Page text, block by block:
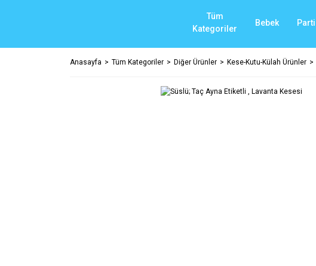
Tüm
Kategoriler
Bebek Parti
Anasayfa Tüm Kategoriler Diğer Ürünler Kese-Kutu-Külah Ürünler